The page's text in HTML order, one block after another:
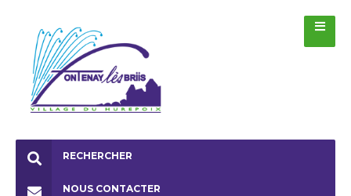
RECHERCHER
NOUS CONTACTER